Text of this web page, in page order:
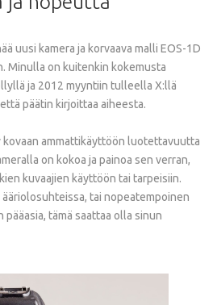
uusi kamera ja korvaava malli EOS-1D
Minulla on kuitenkin kokemusta
ja 2012 myyntiin tulleella X:llä
päätin kirjoittaa aiheesta.
kovaan ammattikäyttöön luotettavuutta
on kokoa ja painoa sen verran,
kuvaajien käyttöön tai tarpeisiin.
tai nopeatempoinen
tämä saattaa olla sinun